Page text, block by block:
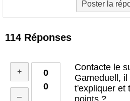
114 Réponses
0
0
Contacte le
Gameduell,
t'expliquer et
points ?